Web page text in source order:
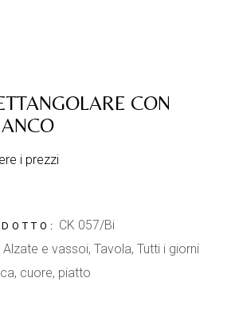
CON
i prezzi
CK 057/Bi
Alzate e vassoi,Tavola,Tutti i giorni
, cuore, piatto